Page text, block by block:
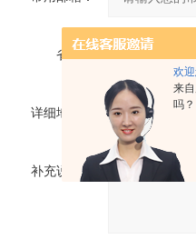
欢迎
来
吗？
省份：
详细地址：
补充说明：